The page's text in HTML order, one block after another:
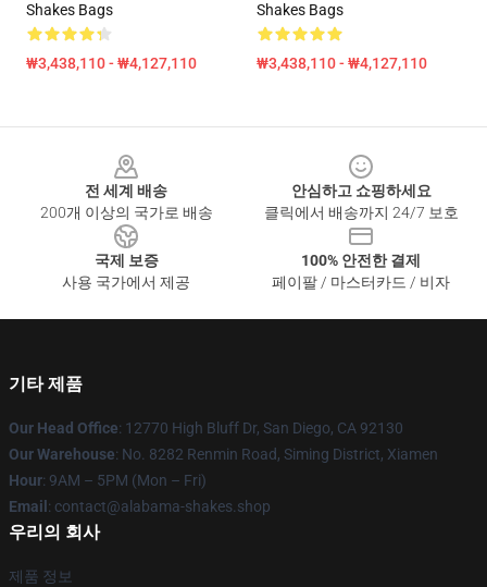
Shakes Bags
₩3,438,110 - ₩4,127,110
Shakes Bags
₩3,438,110 - ₩4,127,110
전 세계 배송
200개 이상의 국가로 배송
안심하고 쇼핑하세요
클릭에서 배송까지 24/7 보호
국제 보증
사용 국가에서 제공
100% 안전한 결제
페이팔 / 마스터카드 / 비자
기타 제품
Our Head Office: 12770 High Bluff Dr, San Diego, CA 92130
Our Warehouse: No. 8282 Renmin Road, Siming District, Xiamen
Hour: 9AM – 5PM (Mon – Fri)
Email : contact@alabama-shakes.shop
우리의 회사
제품 정보